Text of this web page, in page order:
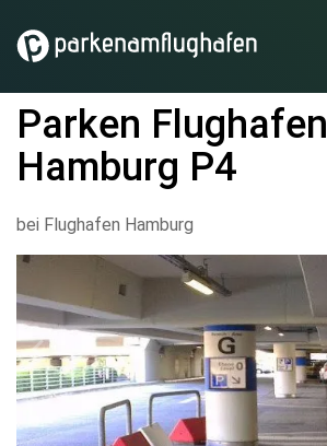
Parken Flughafen
Hamburg P4
bei Flughafen Hamburg